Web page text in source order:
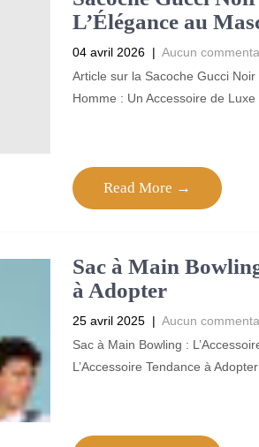
L’Élégance au
04 avril 2026 | Aucun
Article sur la Sacoche Gucci
Homme : Un Accessoire de
Read More →
Sac à Main
à Adopter
25 avril 2025 | Aucun
Sac à Main Bowling :
L’Accessoire Tendance à